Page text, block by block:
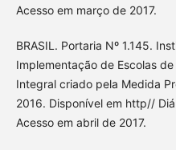
Acesso em março de 2017.
BRASIL. Portaria Nº 1.145.
Implementação de Escolas
Integral criado pela Medida
2016. Disponível em http//
Acesso em abril de 2017.